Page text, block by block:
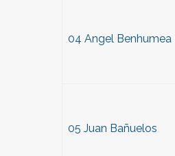
04 Angel Benhumea
05 Juan Bañuelos